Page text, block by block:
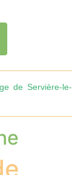
de Servière-le-